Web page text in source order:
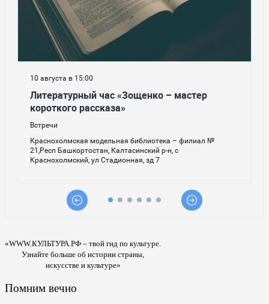
«WWW.КУЛЬТУРА.РФ – твой гид по культуре.
Узнайте больше об истории страны,
искусстве и культуре»
Помним вечно